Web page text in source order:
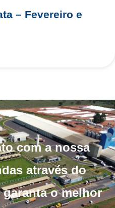
– Fevereiro e
com a nossa
através do
garanta o melhor